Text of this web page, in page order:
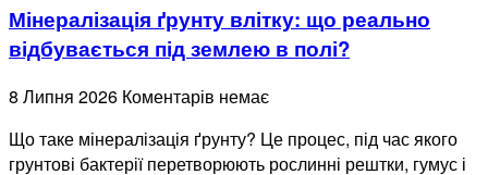
Мінералізація ґрунту влітку: що реально
відбувається під землею в полі?
8 Липня 2026 Коментарів немає
Що таке мінералізація ґрунту? Це процес, під час якого
грунтові бактерії перетворюють рослинні рештки, гумус і